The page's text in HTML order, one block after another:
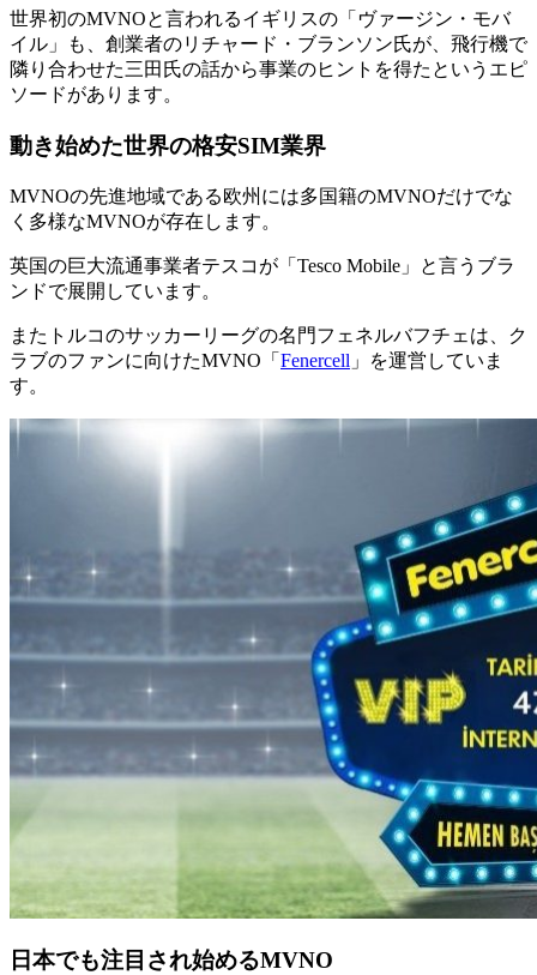
世界初のMVNOと言われるイギリスの「ヴァージン・モバ
イル」も、創業者のリチャード・ブランソン氏が、飛行機で
隣り合わせた三田氏の話から事業のヒントを得たというエピ
ソードがあります。
動き始めた世界の格安SIM業界
MVNOの先進地域である欧州には多国籍のMVNOだけでな
く多様なMVNOが存在します。
英国の巨大流通事業者テスコが「Tesco Mobile」と言うブラ
ンドで展開しています。
またトルコのサッカーリーグの名門フェネルバフチェは、ク
ラブのファンに向けたMVNO「 Fenercell 」を運営していま
す。
日本でも注目され始めるMVNO